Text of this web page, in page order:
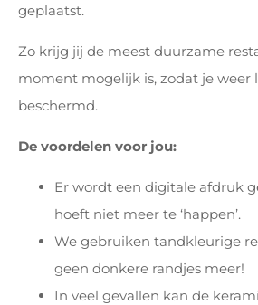
geplaatst.
Zo krijg jij de meest duurzame
moment mogelijk is, zodat je weer
beschermd.
De voordelen voor jou:
Er wordt een digitale afdruk
hoeft niet meer te ‘happen’.
We gebruiken tandkleurige
geen donkere randjes meer!
In veel gevallen kan de